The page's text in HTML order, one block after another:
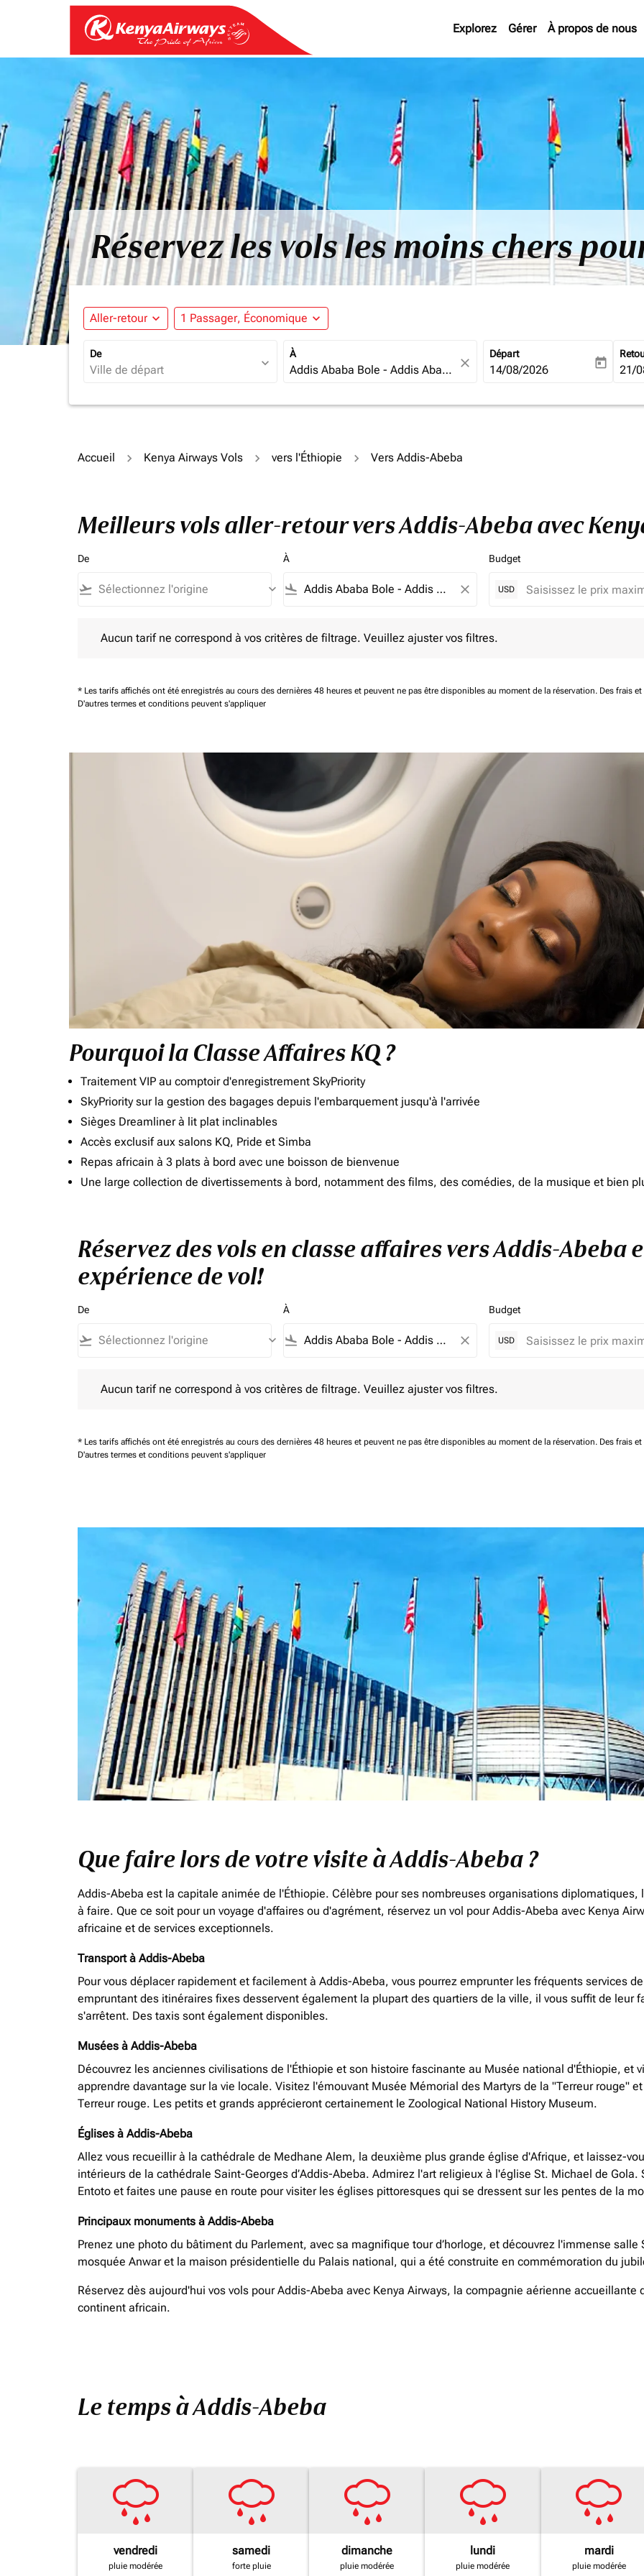
Explorez Gérer À propos de nous
Réservez les vols les moins chers
Aller-retour expand_more 1 Passager, Économique expand_more
De
expand_more
À
close
Départ
fc-booking-departure-date-
14/08/2026 today fc-
21/
Accueil Kenya Airways Vols vers l'Éthiopie Vers Addis-Abeba
Meilleurs vols aller-retour vers Addis-Abeba avec
De
flight_takeoff keyboard_arrow_down
À
flight_land close
Budget
USD
Aucun tarif ne correspond à vos critères de filtrage. Veuillez ajuster vos filtres.
* Les tarifs affichés ont été enregistrés au cours des dernières 48 heures et peuvent ne pas être disponibles au moment de la réservation. Des frais
D'autres termes et conditions peuvent s'appliquer
Pourquoi la Classe Affaires KQ ?
Traitement VIP au comptoir d'enregistrement SkyPriority
SkyPriority sur la gestion des bagages depuis l'embarquement jusqu'à l'arrivée
Sièges Dreamliner à lit plat inclinables
Accès exclusif aux salons KQ, Pride et Simba
Repas africain à 3 plats à bord avec une boisson de bienvenue
Une large collection de divertissements à bord, notamment des films, des comédies, de la musique et bien
Réservez des vols en classe affaires vers Addis-Abeba
expérience de vol!
De
flight_takeoff keyboard_arrow_down
À
flight_land close
Budget
USD
Aucun tarif ne correspond à vos critères de filtrage. Veuillez ajuster vos filtres.
* Les tarifs affichés ont été enregistrés au cours des dernières 48 heures et peuvent ne pas être disponibles au moment de la réservation. Des frais
D'autres termes et conditions peuvent s'appliquer
Que faire lors de votre visite à Addis-Abeba ?
Addis-Abeba est la capitale animée de l'Éthiopie. Célèbre pour ses nombreuses organisations
à faire. Que ce soit pour un voyage d'affaires ou d'agrément, réservez un vol pour Addis-Abeba avec Kenya
africaine et de services exceptionnels.
Transport à Addis-Abeba
Pour vous déplacer rapidement et facilement à Addis-Abeba, vous pourrez emprunter les fréquents services
empruntant des itinéraires fixes desservent également la plupart des quartiers de la ville, il vous suffit de leur
s'arrêtent. Des taxis sont également disponibles.
Musées à Addis-Abeba
Découvrez les anciennes civilisations de l'Éthiopie et son histoire fascinante au Musée national d'Éthiopie, et
apprendre davantage sur la vie locale. Visitez l'émouvant Musée Mémorial des Martyrs de la "Terreur rouge"
Terreur rouge. Les petits et grands apprécieront certainement le Zoological National History Museum.
Églises à Addis-Abeba
Allez vous recueillir à la cathédrale de Medhane Alem, la deuxième plus grande église d'Afrique, et laissez-
intérieurs de la cathédrale Saint-Georges d’Addis-Abeba. Admirez l'art religieux à l'église St. Michael de
Entoto et faites une pause en route pour visiter les églises pittoresques qui se dressent sur les pentes de la
Principaux monuments à Addis-Abeba
Prenez une photo du bâtiment du Parlement, avec sa magnifique tour d’horloge, et découvrez l'immense
mosquée Anwar et la maison présidentielle du Palais national, qui a été construite en commémoration du
Réservez dès aujourd'hui vos vols pour Addis-Abeba avec Kenya Airways, la compagnie aérienne
continent africain.
Le temps à Addis-Abeba
vendredi
pluie modérée
samedi
forte pluie
dimanche
pluie modérée
lundi
pluie modérée
mardi
pluie modérée